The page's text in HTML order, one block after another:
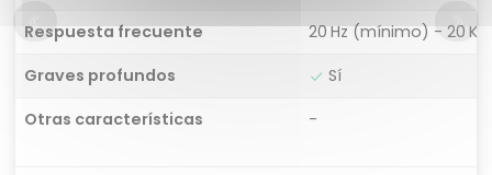
Respuesta frecuente
20 Hz (mínimo) - 20
Graves profundos
Sí
Otras características
-